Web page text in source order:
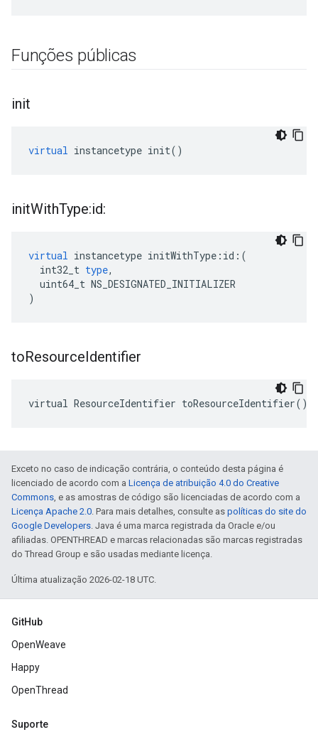
Funções públicas
init
virtual instancetype init()
initWithType:id:
virtual instancetype initWithType : id :(
int32_t type,
uint64_t NS_DESIGNATED_INITIALIZER
)
toResourceIdentifier
virtual ResourceIdentifier toResourceIdentifier()
Exceto no caso de indicação contrária, o conteúdo desta página é
licenciado de acordo com a Licença de atribuição 4.0 do Creative
Commons, e as amostras de código são licenciadas de acordo com a
Licença Apache 2.0. Para mais detalhes, consulte as políticas do site do
Google Developers. Java é uma marca registrada da Oracle e/ou
afiliadas. OPENTHREAD e marcas relacionadas são marcas registradas
do Thread Group e são usadas mediante licença.
Última atualização 2026-02-18 UTC.
GitHub
OpenWeave
Happy
OpenThread
Suporte